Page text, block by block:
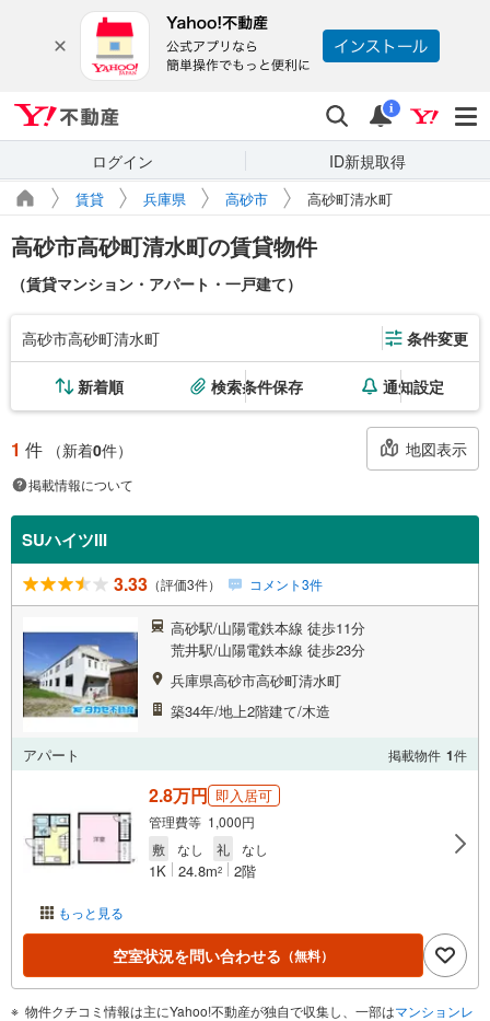
検索 通知
i
ログイン ID新規取得
賃貸 兵庫県 高砂市 高砂町清水町
高砂市高砂町清水町の賃貸物件
（賃貸マンション・アパート・一戸建て）
高砂市高砂町清水町 条件変更
新着順 検索条件保存 通知設定
1 件 （新着0件） 地図表示
掲載情報について
SUハイツIII
3.33 （評価3件） コメント3件
高砂駅/山陽電鉄本線 徒歩11分
荒井駅/山陽電鉄本線 徒歩23分
兵庫県高砂市高砂町清水町
築34年/地上2階建て/木造
アパート 掲載物件 1件
もっと見る
2.8万円 即入居可
管理費等 1,000円
敷
なし 礼 なし
1K 24.8m2 2階
空室状況を問い合わせる （無料）
物件クチコミ情報は主にYahoo!不動産が独自で収集し、一部はマンションレ